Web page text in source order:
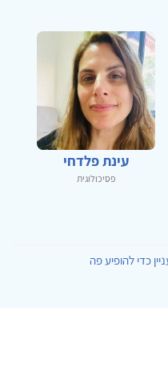
עינת פלדחי
פסיכולוגית
כדי להופיע פה